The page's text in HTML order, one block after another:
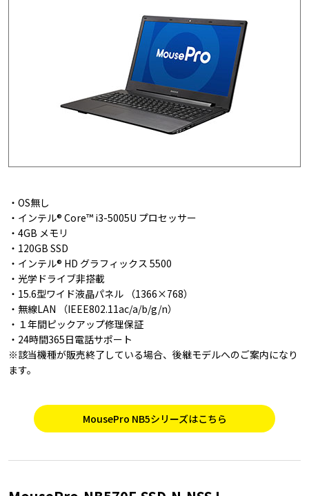
・OS無し
・インテル® Core™ i3-5005U プロセッサー
・4GB メモリ
・120GB SSD
・インテル® HD グラフィックス 5500
・光学ドライブ非搭載
・15.6型ワイド液晶パネル （1366×768）
・無線LAN （IEEE802.11ac/a/b/g/n）
・１年間ピックアップ修理保証
・24時間365日電話サポート
※該当機種が販売終了している場合、後継モデルへのご案内になり
ます。
MousePro NB5シリーズはこちら